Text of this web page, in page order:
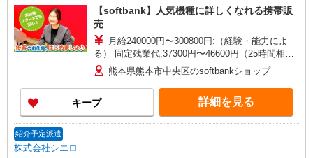
+゜
【softbank】人気機種に詳しくなれる携帯販
売
月給240000円〜300800円:（経験・能力によ
る） 固定残業代:37300円〜46600円（25時間相
当） ※時間外勤務の有無にかかわらず固定残業代
は支給されます。また、相当時間を超えて時間外
勤務した場合は1分単位で残業代が追加で支給され
ます。 ※試用期間あり4ヶ月月給25万円以上 ※残
業代支給 ★交通費別途支給（規定あり） ゜
熊本県熊本市中央区のsoftbankショップ
キープ 詳細を見る
紹介予定派遣
株式会社シエロ